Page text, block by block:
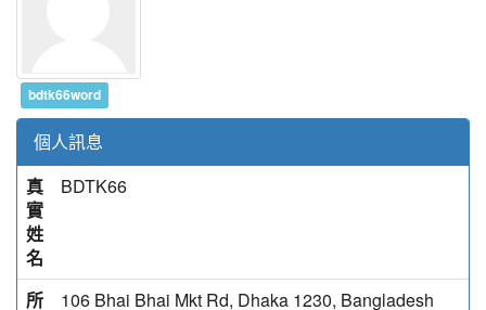
bdtk66word
個人訊息
真
實
姓
名
BDTK66
所
106 Bhai Bhai Mkt Rd, Dhaka 1230, Bangladesh